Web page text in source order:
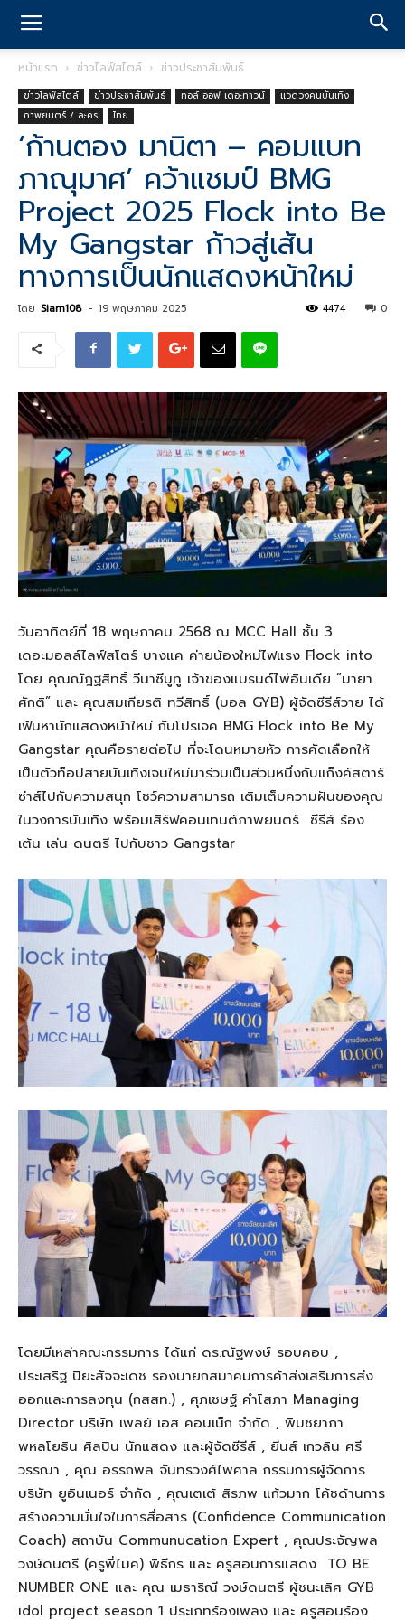
หน้าแรก ข่าวไลฟ์สไตล์ ข่าวประชาสัมพันธ์
ข่าวไลฟ์สไตล์ ข่าวประชาสัมพันธ์ ทอล์ ออฟ เดอะทาวน์
แวดวงคนบันเทิง
ภาพยนตร์ / ละคร
ไทย
‘ก้านตอง มานิตา – คอมแบท
ภาณุมาศ’ คว้าแชมป์ BMG
Project 2025 Flock into Be
My Gangstar ก้าวสู่เส้น
ทางการเป็นนักแสดงหน้าใหม่
โดย Siam108 - 19 พฤษภาคม 2025 0
4474
วันอาทิตย์ที่ 18 พฤษภาคม 2568 ณ MCC Hall ชั้น 3
เดอะมอลล์ไลฟ์สโตร์ บางแค ค่ายน้องใหม่ไฟแรง Flock into
โดย คุณณัฎฐสิทธิ์ วีนาซีมูทู เจ้าของแบรนด์ไพ่อินเดีย “มายา
ศักติ” และ คุณสมเกียรติ ทวีสิทธิ์ (บอล GYB) ผู้จัดซีรีส์วาย ได้
เฟ้นหานักแสดงหน้าใหม่ กับโปรเจค BMG Flock into Be My
Gangstar คุณคือรายต่อไป ที่จะโดนหมายหัว การคัดเลือกให้
เป็นตัวท็อปสายบันเทิงเจนใหม่มาร่วมเป็นส่วนหนึ่งกับแก็งค์สตาร์
ซ่าส์ไปกับความสนุก โชว์ความสามารถ เติมเต็มความฝันของคุณ
ในวงการบันเทิง พร้อมเสิร์ฟคอนเทนต์ภาพยนตร์ ซีรีส์ ร้อง
เต้น เล่น ดนตรี ไปกับชาว Gangstar
โดยมีเหล่าคณะกรรมการ ได้แก่ ดร.ณัฐพงษ์ รอบคอบ ,
ประเสริฐ ปิยะสัจจะเดช รองนายกสมาคมการค้าส่งเสริมการส่ง
ออกและการลงทุน (กสสท.) , ศุภเชษฐ์ คำโสภา Managing
Director บริษัท เพลย์ เอส คอนเน็ก จำกัด , พิมชยาภา
พหลโยธิน ศิลปิน นักแสดง และผู้จัดซีรีส์ , ยีนส์ เกวลิน ศรี
วรรณา , คุณ อรรถพล จันทรวงศ์ไพศาล กรรมการผู้จัดการ
บริษัท ยูอินเนอร์ จำกัด , คุณเตเต้ สิรภพ แก้วมาก โค้ชด้านการ
สร้างความมั่นใจในการสื่อสาร (Confidence Communication
Coach) สถาบัน Communucation Expert , คุณประจัญพล
วงษ์ดนตรี (ครูพี่ไมค) พิธีกร และ ครูสอนการแสดง TO BE
NUMBER ONE และ คุณ เมธาริณี วงษ์ดนตรี ผู้ชนะเลิศ GYB
idol project season 1 ประเภทร้องเพลง และ ครูสอนร้อง